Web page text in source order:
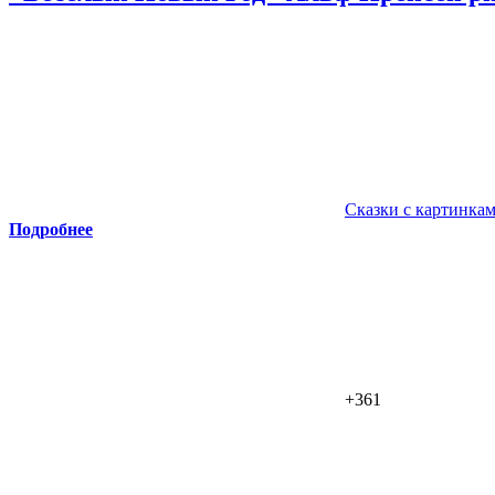
Сказки с
Подробнее
+361